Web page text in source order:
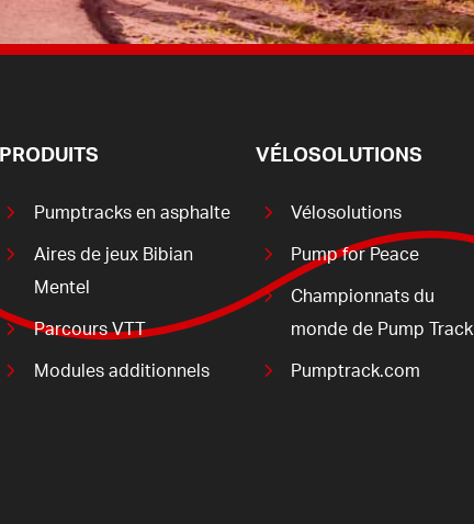
PRODUITS
Pumptracks en asphalte
Aires de jeux Bibian
Mentel
Parcours VTT
Modules additionnels
VÉLOSOLUTIONS
Vélosolutions
Pump for Peace
Championnats du
monde de Pump Track
Pumptrack.com